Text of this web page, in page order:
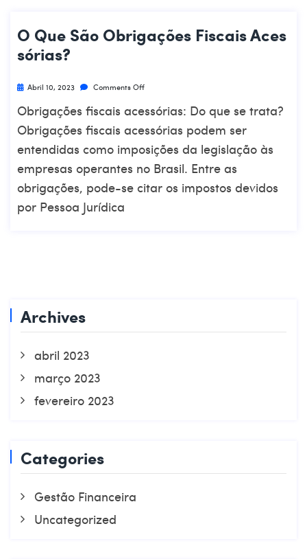
O Que São Obrigações Fiscais Aces
Sórias?
Abril 10, 2023 Comments Off
Obrigações fiscais acessórias: Do que se trata?
Obrigações fiscais acessórias podem ser
entendidas como imposições da legislação às
empresas operantes no Brasil. Entre as
obrigações, pode-se citar os impostos devidos
por Pessoa Jurídica
Archives
abril 2023
março 2023
fevereiro 2023
Categories
Gestão Financeira
Uncategorized